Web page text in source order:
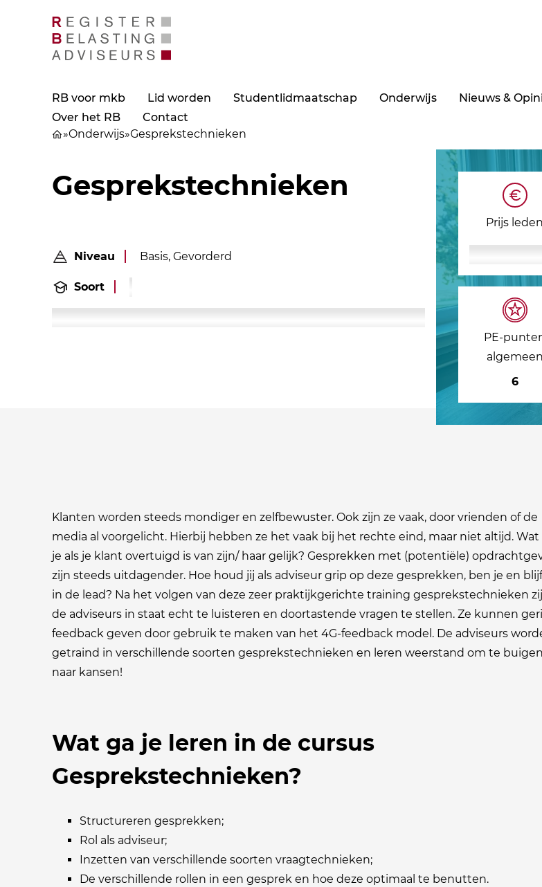
RB voor mkb Lid worden Studentlidmaatschap Onderwijs Nieuws &
Over het RB
Contact
»Onderwijs»Gesprekstechnieken
Gesprekstechnieken
Niveau Basis, Gevorderd
Soort
Prijs leden
PE-
algemeen
6
Klanten worden steeds mondiger en zelfbewuster. Ook zijn ze vaak, door vrienden of de
media al voorgelicht. Hierbij hebben ze het vaak bij het rechte eind, maar niet altijd. Wat
je als je klant overtuigd is van zijn/ haar gelijk? Gesprekken met (potentiële)
zijn steeds uitdagender. Hoe houd jij als adviseur grip op deze gesprekken, ben je en
in de lead? Na het volgen van deze zeer praktijkgerichte training gesprekstechnieken
de adviseurs in staat echt te luisteren en doortastende vragen te stellen. Ze kunnen
feedback geven door gebruik te maken van het 4G-feedback model. De adviseurs
getraind in verschillende soorten gesprekstechnieken en leren weerstand om te buigen
naar kansen!
Wat ga je leren in de cursus
Gesprekstechnieken?
Structureren gesprekken;
Rol als adviseur;
Inzetten van verschillende soorten vraagtechnieken;
De verschillende rollen in een gesprek en hoe deze optimaal te benutten.